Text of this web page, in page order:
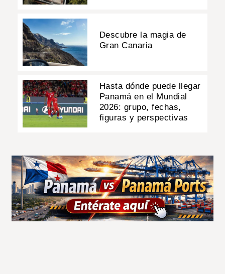
Descubre la magia de
Gran Canaria
Hasta dónde puede llegar
Panamá en el Mundial
2026: grupo, fechas,
figuras y perspectivas